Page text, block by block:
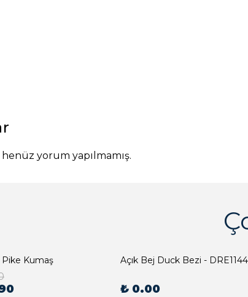
yorum yapılmamış.
Pike Kumaş
₺ 0.00